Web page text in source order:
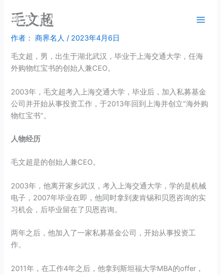
商界名人
毛文超
作者： 商界名人/ 2023年4月6日
毛文超，男，出生于湖北武汉，毕业于上海交通大学，任海
外购物红宝书的创始人兼CEO。
2003年，毛文超考入上海交通大学，毕业后，加入私募基金
公司并开始从事投资工作，于2013年回到上海并创立“海外购
物红宝书”。
人物经历
毛文超是的创始人兼CEO。
2003年，他离开家乡武汉，考入上海交通大学，学的是机械
电子，2007年毕业在即，他同时拿到麦肯锡和贝恩咨询的实
习机会，后毕业留在了贝恩咨询。
两年之后，他加入了一家私募基金公司，开始从事投资工
作。
2011年，在工作4年之后，他拿到斯坦福大学MBA的offer，